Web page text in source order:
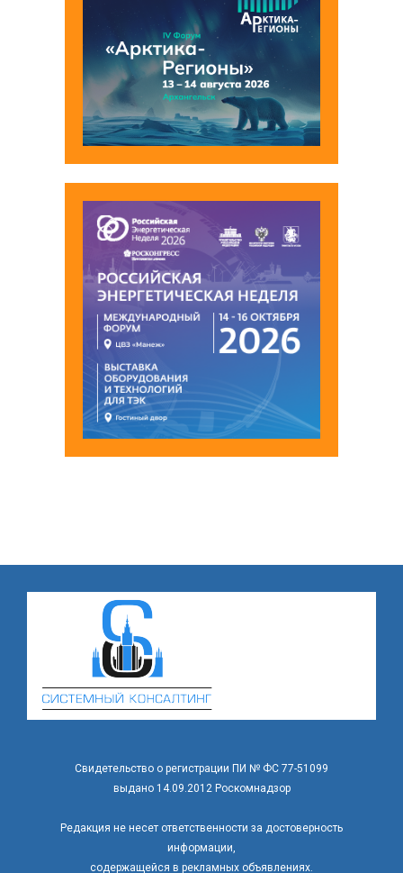
Свидетельство о регистрации ПИ № ФС 77-51099
выдано 14.09.2012 Роскомнадзор
Редакция не несет ответственности за достоверность
информации,
содержащейся в рекламных объявлениях.